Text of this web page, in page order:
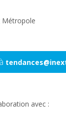
Métropole
avec :